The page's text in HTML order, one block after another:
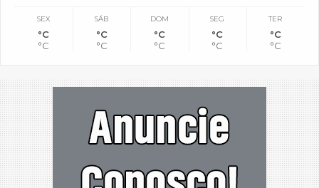
SEX
°C
°C
SÁB
°C
°C
DOM
°C
°C
SEG
°C
°C
TER
°C
°C